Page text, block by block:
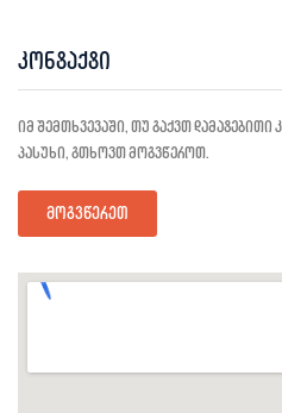
კონტაქტი
იმ შემთხვევაში, თუ გაქვთ დამატებითი
პასუხი, გთხოვთ მოგვწეროთ.
მოგვწერეთ